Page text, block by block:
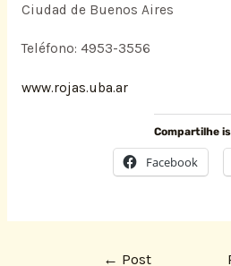
Ciudad de Buenos Aires
Teléfono: 4953-3556
www.rojas.uba.ar
Compartilhe
Facebook
← Post